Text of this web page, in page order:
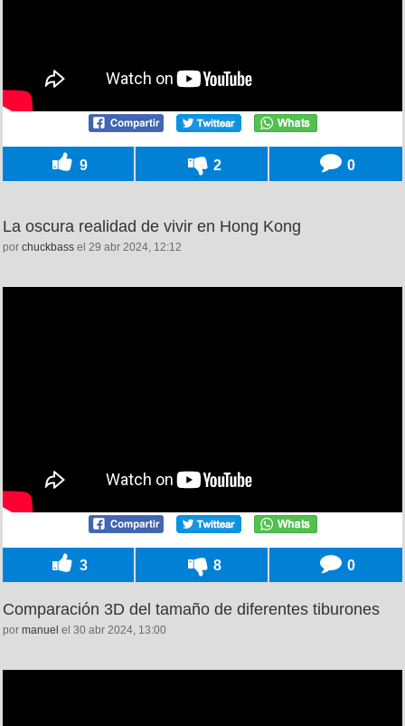
9 2 0
La oscura realidad de vivir en Hong Kong
por chuckbass el 29 abr 2024, 12:12
3 8 0
Comparación 3D del tamaño de diferentes tiburones
por manuel el 30 abr 2024, 13:00